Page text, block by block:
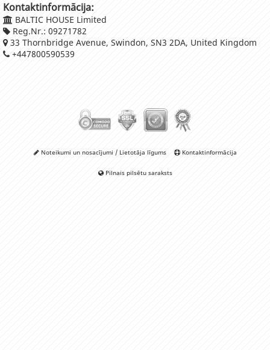
Kontaktinformācija:
BALTIC HOUSE Limited
Reg.Nr.: 09271782
33 Thornbridge Avenue, Swindon, SN3 2DA, United Kingdom
+447800590539
Noteikumi un nosacījumi / Lietotāja līgums Kontaktinformācija
Pilnais pilsētu saraksts